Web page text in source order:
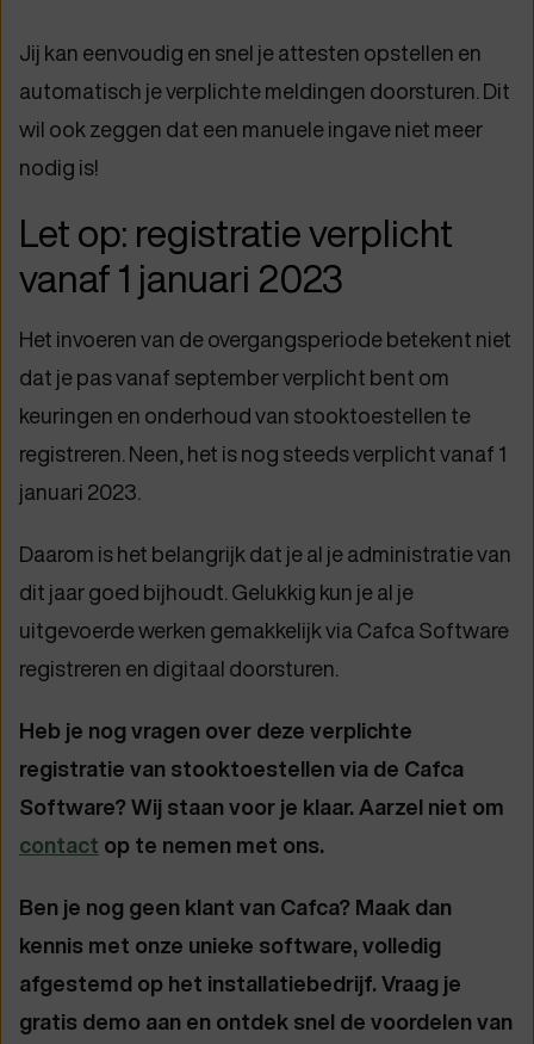
Jij kan eenvoudig en snel je attesten opstellen en
automatisch je verplichte meldingen doorsturen. Dit
wil ook zeggen dat een manuele ingave niet meer
nodig is!
Let op: registratie verplicht
vanaf 1 januari 2023
Het invoeren van de overgangsperiode betekent niet
dat je pas vanaf september verplicht bent om
keuringen en onderhoud van stooktoestellen te
registreren. Neen, het is nog steeds verplicht vanaf 1
januari 2023.
Daarom is het belangrijk dat je al je administratie van
dit jaar goed bijhoudt. Gelukkig kun je al je
uitgevoerde werken gemakkelijk via Cafca Software
registreren en digitaal doorsturen.
Heb je nog vragen over deze verplichte
registratie van stooktoestellen via de Cafca
Software? Wij staan voor je klaar. Aarzel niet om
contact op te nemen met ons.
Ben je nog geen klant van Cafca? Maak dan
kennis met onze unieke software, volledig
afgestemd op het installatiebedrijf. Vraag je
gratis demo aan en ontdek snel de voordelen van